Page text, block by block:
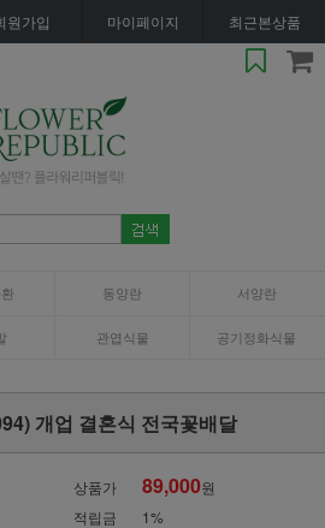
원가입 마이페이지 최근본상품
동양란 서양란
관엽식물 공기정화식물
개업 결혼식 전국꽃배달
상품가 89,000원
적립금
1%